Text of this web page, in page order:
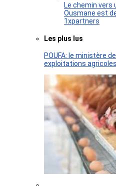
Le chemin vers
Ousmane est
1xpartners
Les plus lus
POUFA: le ministère
exploitations agricoles